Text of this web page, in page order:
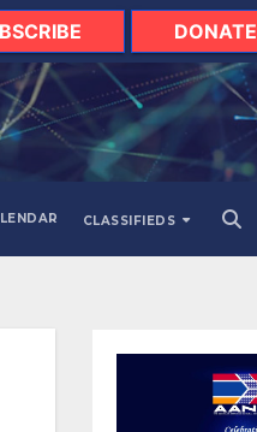
DONATE
CLASSIFIEDS